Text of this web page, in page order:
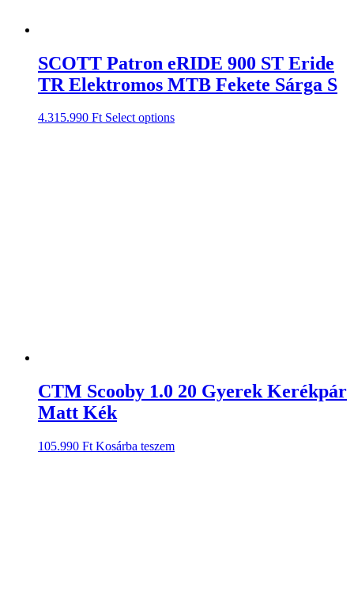
SCOTT Patron eRIDE 900 ST Eride
TR Elektromos MTB Fekete Sárga S
4.315.990 Ft Select options
CTM Scooby 1.0 20 Gyerek Kerékpár
Matt Kék
105.990 Ft Kosárba teszem